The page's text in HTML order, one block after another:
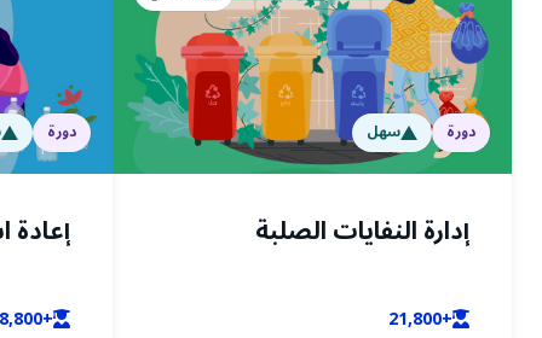
دورة سهل
إدارة النفايات الصلبة
+21,800
دورة
إعادة
+18,800